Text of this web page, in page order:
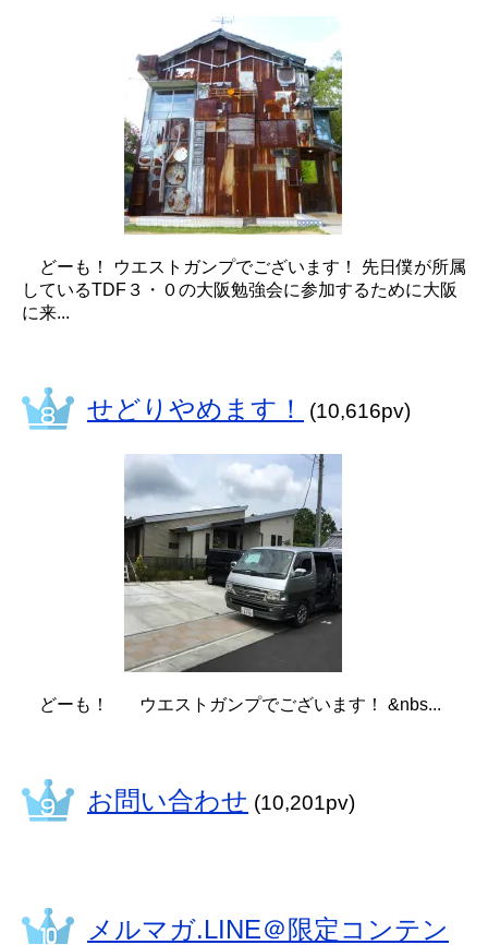
どーも！ ウエストガンプでございます！ 先日僕が所属
しているTDF３・０の大阪勉強会に参加するために大阪
に来...
せどりやめます！ (10,616pv)
どーも！ ウエストガンプでございます！ &nbs...
お問い合わせ (10,201pv)
メルマガ.LINE＠限定コンテン